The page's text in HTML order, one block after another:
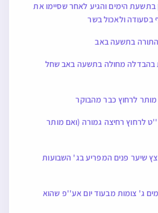
בתשעת הימים והגיע לאחר שסיימו את
בסעודה ולאכול בשר
בתשעה באב
בהבדלה מחולה בתשעה באב שחל
לרחוץ כבר מהבוקר
לרחוץ רחיצה גמורה (ואם מותר
שיער פנים המפריע בג' השבועות
ג' צומות מבעוד יום אע''פ שהוא